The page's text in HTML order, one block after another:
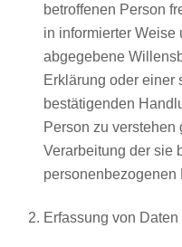
betroffenen Person
in informierter Weise
abgegebene
Erklärung oder einer
bestätigenden
Person zu verstehen
Verarbeitung der sie
personenbezogenen
Erfassung von Daten